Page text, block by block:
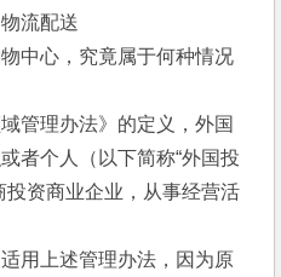
流配送
中心，究竟属于何种情况
管理办法》的定义，外国
者个人（以下简称“外国投
投资商业企业，从事经营活
用上述管理办法，因为原